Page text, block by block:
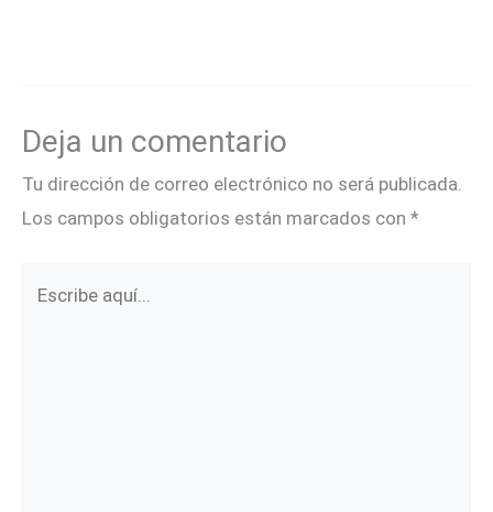
Deja un comentario
Tu dirección de correo electrónico no será publicada.
Los campos obligatorios están marcados con *